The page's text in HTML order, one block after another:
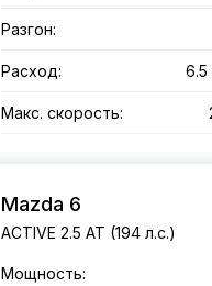
Разгон:
Расход: 6.5
Макс. скорость:
Mazda 6
ACTIVE 2.5 AT (194 л.с.)
Мощность: